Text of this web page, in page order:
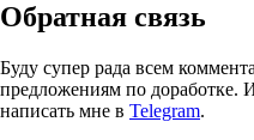
Обратная связь
Буду супер рада всем
предложениям по доработке.
написать мне в Telegram.